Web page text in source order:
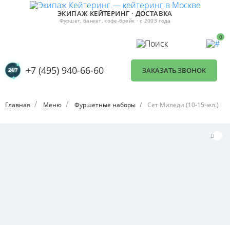
ЭКИПАЖ КЕЙТЕРИНГ · ДОСТАВКА
Фуршет, банкет, кофе-брейк · с 2003 года
0
+7 (495) 940-66-60 ЗАКАЗАТЬ ЗВОНОК
Главная Меню Фуршетные наборы Сет Миледи (10-15чел.)